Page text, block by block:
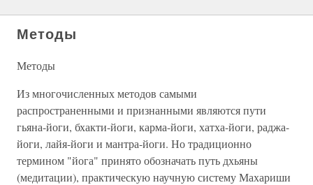
Методы
Методы
Из многочисленных методов самыми
распространенными и признанными являются пути
гьяна-йоги, бхакти-йоги, карма-йоги, хатха-йоги, раджа-
йоги, лайя-йоги и мантра-йоги. Но традиционно
термином "йога" принято обозначать путь дхьяны
(медитации), практическую научную систему Махариши